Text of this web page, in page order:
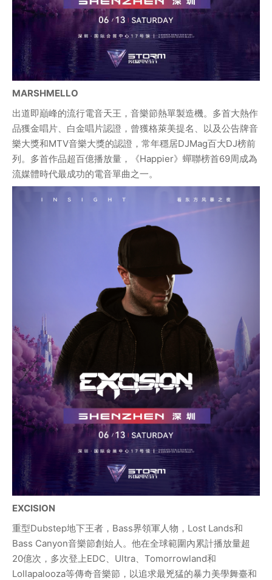
MARSHMELLO
出道即巔峰的流行電音天王，音樂節熱單製造機。多首大熱作
品獲金唱片、白金唱片認證，曾獲格萊美提名、以及公告牌音
樂大獎和MTV音樂大獎的認證，常年穩居DJMag百大DJ榜前
列。多首作品超百億播放量，《Happier》蟬聯榜首69周成為
流媒體時代最成功的電音單曲之一。
EXCISION
重型Dubstep地下王者，Bass界領軍人物，Lost Lands和
Bass Canyon音樂節創始人。他在全球範圍內累計播放量超
20億次，多次登上EDC、Ultra、Tomorrowland和
Lollapalooza等傳奇音樂節，以追求最兇猛的暴力美學舞臺和